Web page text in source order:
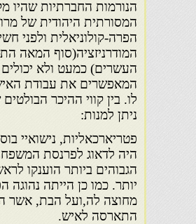
הנורמות החברתיות שהיו
המסורתית היהודית של
הפרה-קולוניאלית ולפני
המודרניזציה(סוף המאה
העשרים) כמעט ולא
המאפשרים את עבודת
לו. בין קווי ההיכר
ניתן למנות:
פטריארכאליות, נישואיי
היה לדאוג לפרנסת
הגבוהים ביותר הוענקו
יותר. כמו כן הייתה
מחוצה לה,ועל הבת, אשר
התארסה לאיש.